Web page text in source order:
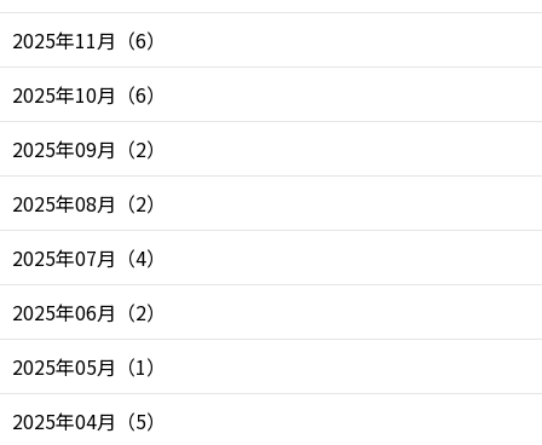
2025年11月 （6）
2025年10月 （6）
2025年09月 （2）
2025年08月 （2）
2025年07月 （4）
2025年06月 （2）
2025年05月 （1）
2025年04月 （5）